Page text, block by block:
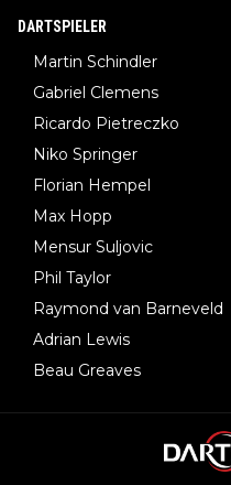
DARTSPIELER
Martin Schindler
Gabriel Clemens
Ricardo Pietreczko
Niko Springer
Florian Hempel
Max Hopp
Mensur Suljovic
Phil Taylor
Raymond van Barneveld
Adrian Lewis
Beau Greaves